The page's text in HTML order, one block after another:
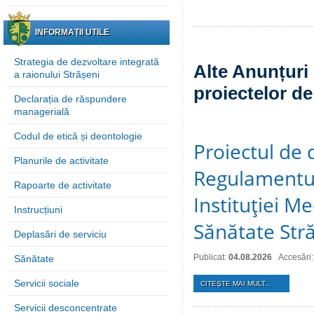
INFORMAȚII UTILE
Strategia de dezvoltare integrată
a raionului Strășeni
Declarația de răspundere
managerială
Codul de etică și deontologie
Planurile de activitate
Rapoarte de activitate
Instrucțiuni
Deplasări de serviciu
Sănătate
Servicii sociale
Servicii desconcentrate
Alte Anunțuri
proiectelor
Proiectul de
Instituţiei
Sănătate
Publicat: 04.08.2026
CITEŞTE MAI MULT...